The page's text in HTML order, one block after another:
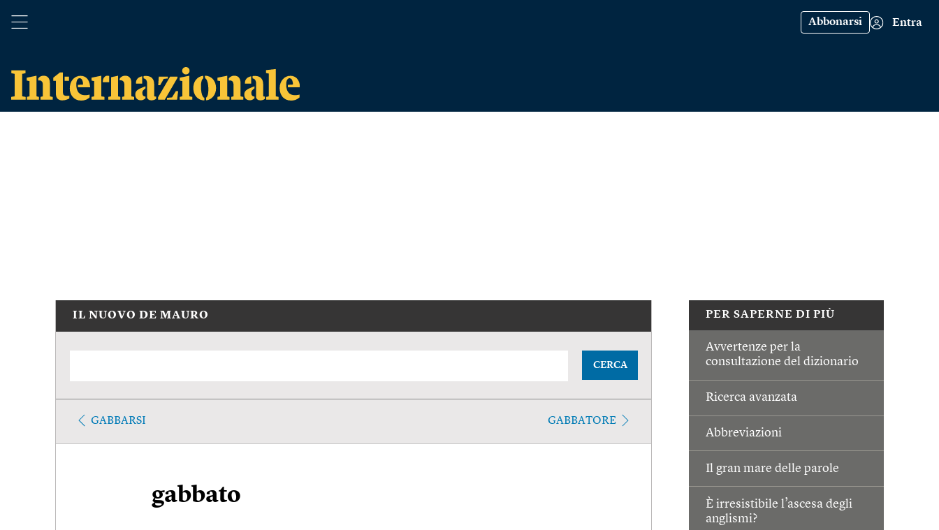
Abbonarsi Entra
PER SAPERNE DI PIÙ
Avvertenze per la
consultazione del dizionario
Ricerca avanzata
Abbreviazioni
Il gran mare delle parole
È irresistibile l’ascesa degli
anglismi?
IL NUOVO DE MAURO
CERCA
GABBARSI GABBATORE
gabbato